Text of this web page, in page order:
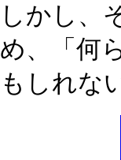
しかし、
め、「何
もしれな